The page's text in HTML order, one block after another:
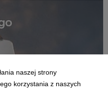
naszej strony
korzystania z naszych